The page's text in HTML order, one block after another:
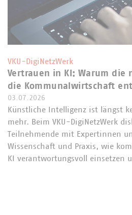
VKU-DigiNetzWerk
Vertrauen in KI: Warum die
die Kommunalwirtschaft
03.07.2026
Künstliche Intelligenz ist längst
mehr. Beim VKU-DigiNetzWerk
Teilnehmende mit Expertinnen
Wissenschaft und Praxis, wie
KI verantwortungsvoll einsetzen